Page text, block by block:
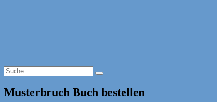
Suche
nach:
Suche
Musterbruch Buch bestellen